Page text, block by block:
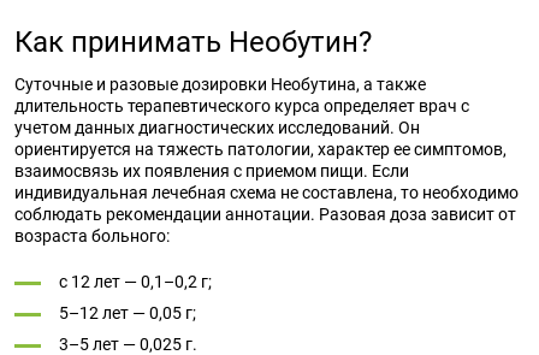
Как принимать Необутин?
Суточные и разовые дозировки Необутина, а также
длительность терапевтического курса определяет врач с
учетом данных диагностических исследований. Он
ориентируется на тяжесть патологии, характер ее симптомов,
взаимосвязь их появления с приемом пищи. Если
индивидуальная лечебная схема не составлена, то необходимо
соблюдать рекомендации аннотации. Разовая доза зависит от
возраста больного:
с 12 лет — 0,1–0,2 г;
5–12 лет — 0,05 г;
3–5 лет — 0,025 г.